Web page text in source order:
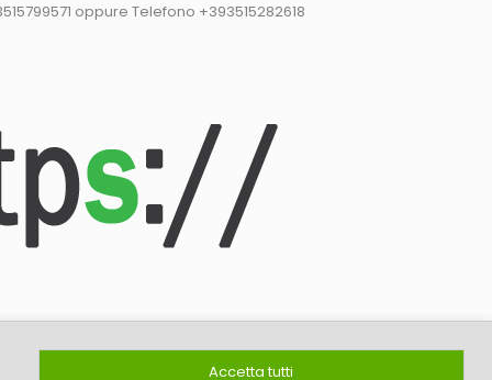
oppure Telefono +393515282618
07430531215
Accetta tutti